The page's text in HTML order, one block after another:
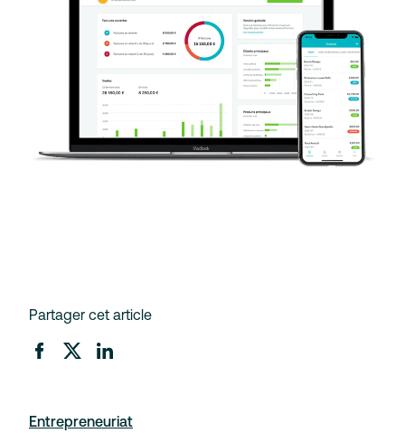
Partager cet article
Entrepreneuriat